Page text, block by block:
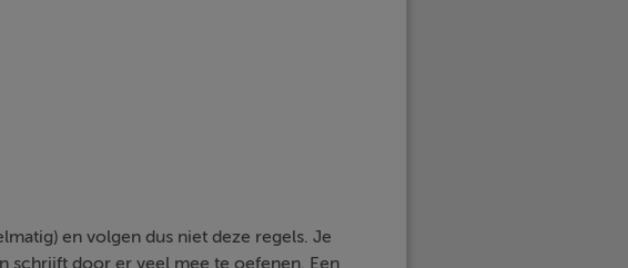
en volgen dus niet deze regels. Je
schrijft door er veel mee te oefenen. Een